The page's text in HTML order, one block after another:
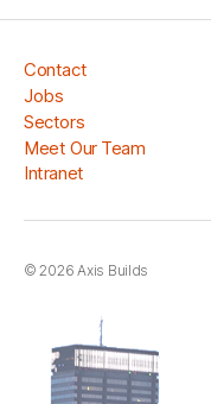
Contact
Jobs
Sectors
Meet Our Team
Intranet
© 2026Axis Builds